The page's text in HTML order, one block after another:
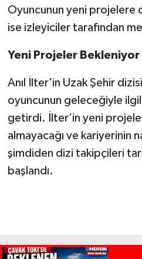
Oyuncunun yeni projelere
ise izleyiciler tarafından
Yeni Projeler Bekleniyor
Anıl İlter'in Uzak Şehir
oyuncunun geleceğiyle
getirdi. İlter’in yeni
almayacağı ve kariyerinin
şimdiden dizi takipçileri
başlandı.